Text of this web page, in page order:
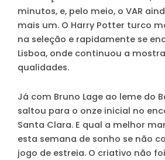
minutos, e, pelo meio, o VAR
mais um. O Harry Potter turco
na seleção e rapidamente se
Lisboa, onde continuou a
qualidades.
Já com Bruno Lage ao leme do
saltou para o onze inicial no
Santa Clara. E qual a melhor
esta semana de sonho se não
jogo de estreia. O criativo não